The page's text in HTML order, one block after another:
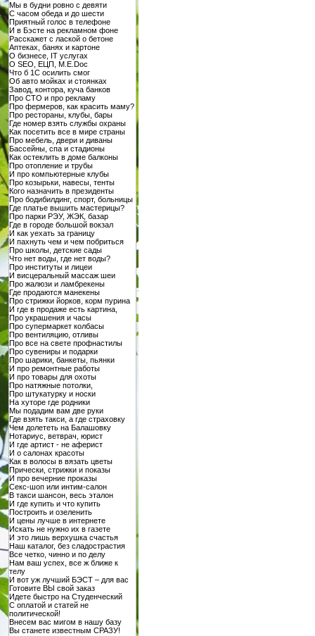
Мы в будни ровно с девяти
С часом обеда и до шести
Приятный голос в телефоне
И в Бэсте на рекламном фоне
Расскажет с лаской о бетоне
Аптеках, банях и картоне
О бизнесе, IT услугах
О SEO, ЕЦП, M.E.Doc
Что б 1С осилить смог
Об авто мойках и стоянках
Завод, контора, куча банков
Про СТО и про рекламу
Про фермеров, как красить маму?
Про рестораны, клубы, бары
Где номер взять службы охраны
Как посетить все в мире страны
Про мебель, двери и диваны
Бассейны, спа и стадионы
Как остеклить в доме балконы
Про отопление и трубы
И про компьютерные клубы
Про козырьки, навесы, тенты
Кого назначить в президенты
Про бодибилдинг, спорт, больницы
Где платье вышить мастерицы?
Про парки РЭУ, ЖЭК, базар
Где в городе большой вокзал
И как уехать за границу
И пахнуть чем и чем побриться
Про школы, детские сады
Что нет воды, где нет воды?
Про институты и лицеи
И висцеральный массаж шеи
Про жалюзи и ламбрекены
Где продаются манекены
Про стрижки йорков, корм пурина
И где в продаже есть картина,
Про украшения и часы
Про супермаркет колбасы
Про вентиляцию, отливы
Про все на свете профнастилы
Про сувениры и подарки
Про шарики, банкеты, пьянки
И про ремонтные работы
И про товары для охоты
Про натяжные потолки,
Про штукатурку и носки
На хуторе где родники
Мы подадим вам две руки
Где взять такси, а где страховку
Чем долететь на Балашовку
Нотариус, ветврач, юрист
И где артист - не аферист
И о салонах красоты
Как в волосы в вязать цветы
Прически, стрижки и показы
И про вечерние проказы
Секс-шоп или интим-салон
В такси шансон, весь эталон
И где купить и что купить
Построить и озеленить
И цены лучше в интернете
Искать не нужно их в газете
И это лишь верхушка счастья
Наш каталог, без сладострастия
Все четко, чинно и по делу
Нам ваш успех, все ж ближе к
телу
И вот уж лучший БЭСТ – для вас
Готовите ВЫ свой заказ
Идете быстро на Студенческий
С оплатой и статей не
политической!
Внесем вас мигом в нашу базу
Вы станете известным СРАЗУ!